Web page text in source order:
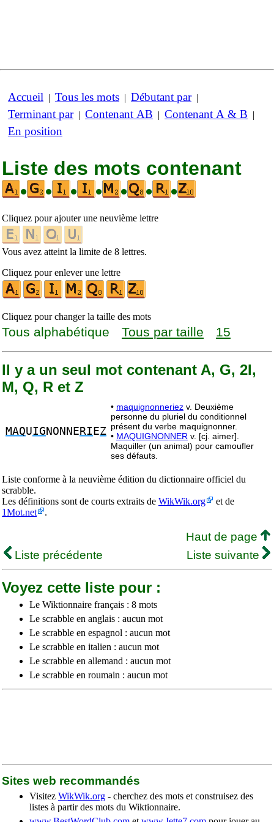
Accueil | Tous les mots | Débutant par|
Terminant par| Contenant AB | Contenant A & B |
En position
Liste des mots contenant
•
• • • • • •
Cliquez pour ajouter une neuvième lettre
Vous avez atteint la limite de 8 lettres.
Cliquez pour enlever une lettre
Cliquez pour changer la taille des mots
Tous alphabétique Tous par taille 15
Il y a un seul mot contenant A, G, 2I,
M, Q, R et Z
MAQUIG NONNE RI EZ
• maquignonneriez v. Deuxième
personne du pluriel du conditionnel
présent du verbe maquignonner.
• MAQUIGNONNER v. [cj. aimer].
Maquiller (un animal) pour camoufler
ses défauts.
Liste conforme à la neuvième édition du dictionnaire officiel du
scrabble.
Les définitions sont de courts extraits de WikWik.org
et de
1Mot.net
.
Haut de page
Liste précédente
Liste suivante
Voyez cette liste pour :
Le Wiktionnaire français : 8 mots
Le scrabble en anglais : aucun mot
Le scrabble en espagnol : aucun mot
Le scrabble en italien : aucun mot
Le scrabble en allemand : aucun mot
Le scrabble en roumain : aucun mot
Sites web recommandés
Visitez WikWik.org - cherchez des mots et construisez des
listes à partir des mots du Wiktionnaire.